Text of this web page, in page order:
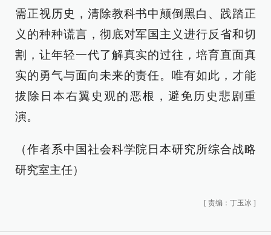
需正视历史，清除教科书中颠倒黑白、践踏正
义的种种谎言，彻底对军国主义进行反省和切
割，让年轻一代了解真实的过往，培育直面真
实的勇气与面向未来的责任。唯有如此，才能
拔除日本右翼史观的恶根，避免历史悲剧重
演。
（作者系中国社会科学院日本研究所综合战略
研究室主任）
[ 责编：丁玉冰 ]